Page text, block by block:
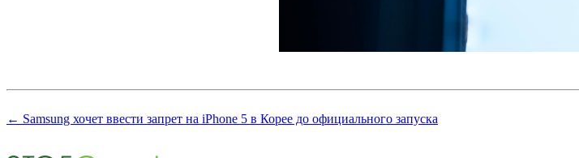
← Samsung хочет ввести запрет на iPhone 5 в Корее до официального запуска